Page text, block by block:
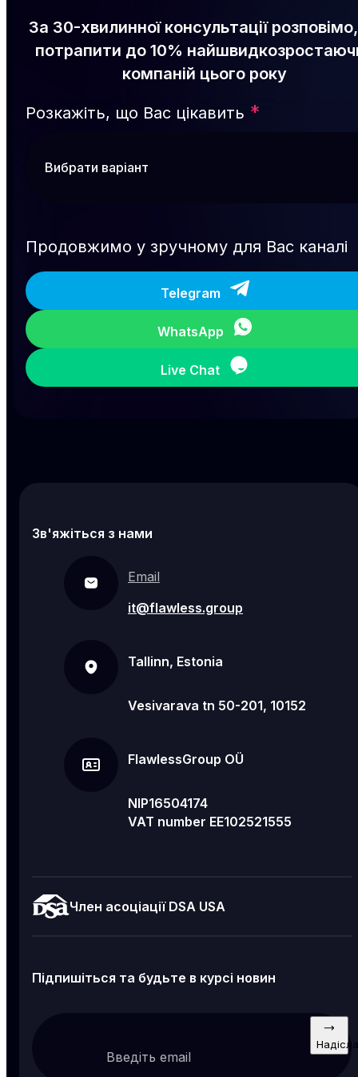
За 30-хвилинної консультації
потрапити до 10%
компаній цього року
Розкажіть, що Вас цікавить *
Продовжимо у зручному для Вас каналі
Telegram
WhatsApp
Live Chat
Зв'яжіться з нами
Email
it@flawless.group
Tallinn, Estonia
Vesivarava tn 50-201, 10152
FlawlessGroup OÜ
NIP16504174
VAT number EE102521555
Член асоціації DSA USA
Підпишіться та будьте в курсі новин
Введіть email